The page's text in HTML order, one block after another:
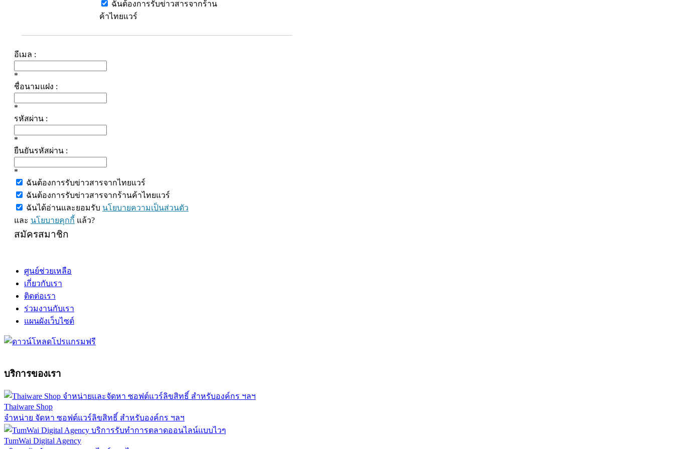
ฉันต้องการรับข่าวสารจากร้าน
ค้าไทยแวร์
อีเมล :
*
ชื่อนามแฝง :
*
รหัสผ่าน :
*
ยืนยันรหัสผ่าน :
*
ฉันต้องการรับข่าวสารจากไทยแวร์
ฉันต้องการรับข่าวสารจากร้านค้าไทยแวร์
ฉันได้อ่านและยอมรับ นโยบายความเป็นส่วนตัว
และ นโยบายคุกกี้ แล้ว?
สมัครสมาชิก
ศูนย์ช่วยเหลือ
เกี่ยวกับเรา
ติดต่อเรา
ร่วมงานกับเรา
แผนผังเว็บไซต์
บริการของเรา
Thaiware Shop
จำหน่าย จัดหา ซอฟต์แวร์ลิขสิทธิ์ สำหรับองค์กร ฯลฯ
TumWai Digital Agency